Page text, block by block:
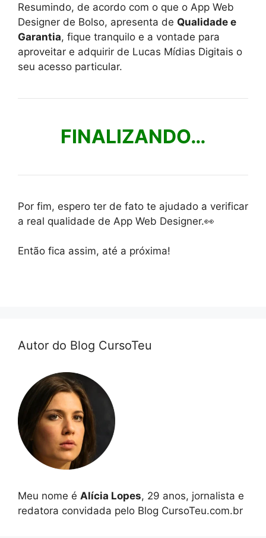
Resumindo, de acordo com o que o App Web
Designer de Bolso, apresenta de Qualidade e
Garantia, fique tranquilo e a vontade para
aproveitar e adquirir de Lucas Mídias Digitais o
seu acesso particular.
FINALIZANDO…
Por fim, espero ter de fato te ajudado a verificar
a real qualidade de App Web Designer.👀
Então fica assim, até a próxima!
Autor do Blog CursoTeu
Meu nome é Alícia Lopes, 29 anos, jornalista e
redatora convidada pelo Blog CursoTeu.com.br